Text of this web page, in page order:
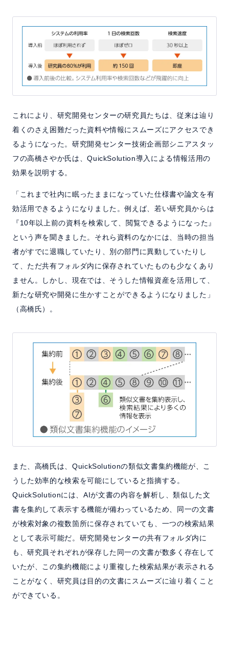
これにより、研究開発センターの研究員たちは、従来は辿り
着くのさえ困難だった資料や情報にスムーズにアクセスでき
るようになった。研究開発センター技術企画部シニアスタッ
フの高橋さやか氏は、QuickSolution導入による情報活用の
効果を説明する。
「これまで社内に眠ったままになっていた仕様書や論文を有
効活用できるようになりました。例えば、若い研究員からは
『10年以上前の資料を検索して、閲覧できるようになった』
という声を聞きました。それら資料のなかには、当時の担当
者がすでに退職していたり、別の部門に異動していたりし
て、ただ共有フォルダ内に保存されていたものも少なくあり
ません。しかし、現在では、そうした情報資産を活用して、
新たな研究や開発に生かすことができるようになりました」
（高橋氏）。
また、高橋氏は、QuickSolutionの類似文書集約機能が、こ
うした効率的な検索を可能にしていると指摘する。
QuickSolutionには、AIが文書の内容を解析し、類似した文
書を集約して表示する機能が備わっているため、同一の文書
が検索対象の複数箇所に保存されていても、一つの検索結果
として表示可能だ。研究開発センターの共有フォルダ内に
も、研究員それぞれが保存した同一の文書が数多く存在して
いたが、この集約機能により重複した検索結果が表示される
ことがなく、研究員は目的の文書にスムーズに辿り着くこと
ができている。